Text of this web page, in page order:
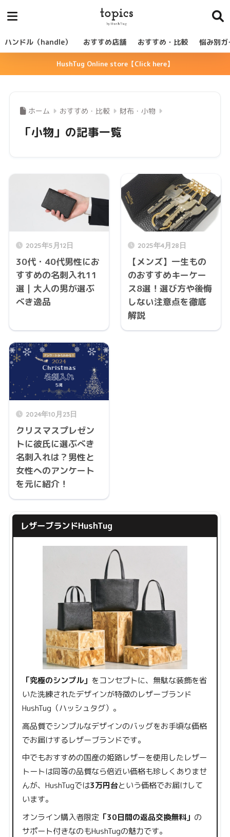
ハンドル（handle） おすすめ店舗 おすすめ・比較 悩み別ガ
HushTug Online store【Click here】
ホーム おすすめ・比較 財布・小物
「小物」の記事一覧
2025年5月12日
30代・40代男性にお
すすめの名刺入れ11
選｜大人の男が選ぶ
べき逸品
2025年4月28日
【メンズ】一生もの
のおすすめキーケー
ス8選！選び方や後悔
しない注意点を徹底
解説
2024年10月23日
クリスマスプレゼン
トに彼氏に選ぶべき
名刺入れは？男性と
女性へのアンケート
を元に紹介！
レザーブランドHushTug
「究極のシンプル」 をコンセプトに、無駄な装飾を省
いた洗練されたデザインが特徴のレザーブランド
HushTug（ハッシュタグ）。
高品質でシンプルなデザインのバッグをお手頃な価格
でお届けするレザーブランドです。
中でもおすすめの国産の姫路レザーを使用したレザー
トートは同等の品質なら倍近い価格も珍しくありませ
んが、HushTugでは3万円台という価格でお届けして
います。
オンライン購入者限定 「30日間の返品交換無料」 の
サポート付きなのもHushTugの魅力です。